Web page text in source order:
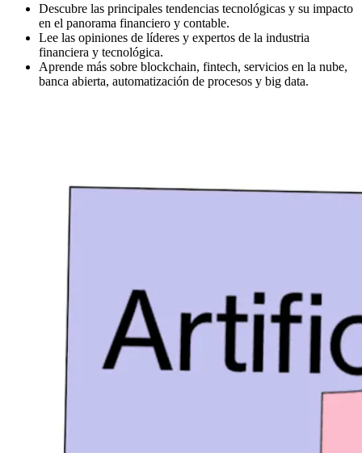
Descubre las principales tendencias tecnológicas y su impacto
en el panorama financiero y contable.
Lee las opiniones de líderes y expertos de la industria
financiera y tecnológica.
Aprende más sobre blockchain, fintech, servicios en la nube,
banca abierta, automatización de procesos y big data.